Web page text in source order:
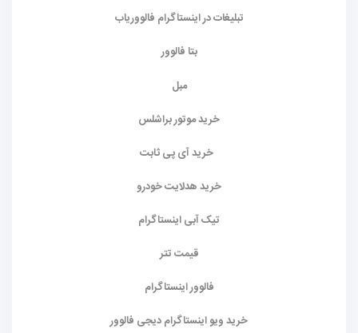
تبلیغات در اینستاگرام فالووریاب
بتا فالوور
مبل
خرید موتور براشلس
خرید آی پی ثابت
خرید هدلایت خودرو
تیک آبی اینستاگرام
قیمت تتر
فالوور اینستاگرام
خرید ویو اینستاگرام دیجی فالوور